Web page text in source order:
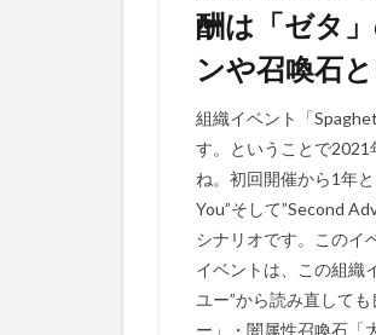
酬は「ゼタ
ンや召喚石
組織イベント「
す。ということで2021
ね。初回開催から1年
You”そして”Second
シナリオです。このイ
イベントは、この組織
ユー”から読み直して
ー」・闇属性召喚石「